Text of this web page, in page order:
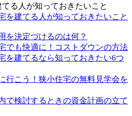
る人が知っておきたいこと
を建てる人が知っておきたいこと
を決定づけるのは何？
でも快適に！コストダウンの方法
を建てるなら知っておきたい6つ
行こう！狭小住宅の無料見学会を
で検討するときの資金計画の立て